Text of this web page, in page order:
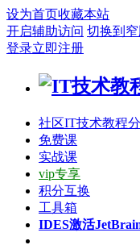
设为首页收藏本站
开启辅助访问 切换到窄
登录立即注册
社区IT技术教程
免费课
实战课
vip专享
积分互换
工具箱
IDES激活